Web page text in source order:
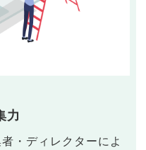
力
・ディレクターによ